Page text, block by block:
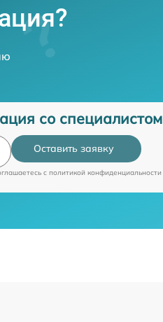
со специалистом
Оставить заявку
c политикой конфиденциальности